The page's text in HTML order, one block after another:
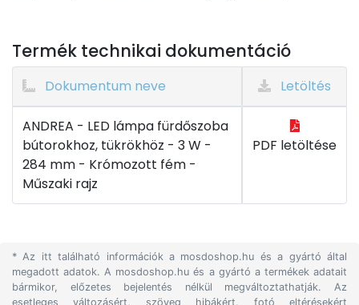
Termék technikai dokumentáció
Dokumentum neve Letöltés
ANDREA - LED lámpa fürdőszoba
bútorokhoz, tükrökhöz - 3 W -
284 mm - Krómozott fém -
Műszaki rajz
PDF letöltése
* Az itt található információk a mosdoshop.hu és a gyártó által
megadott adatok. A mosdoshop.hu és a gyártó a termékek adatait
bármikor, előzetes bejelentés nélkül megváltoztathatják. Az
esetleges változásért, szöveg hibákért, fotó eltérésekért